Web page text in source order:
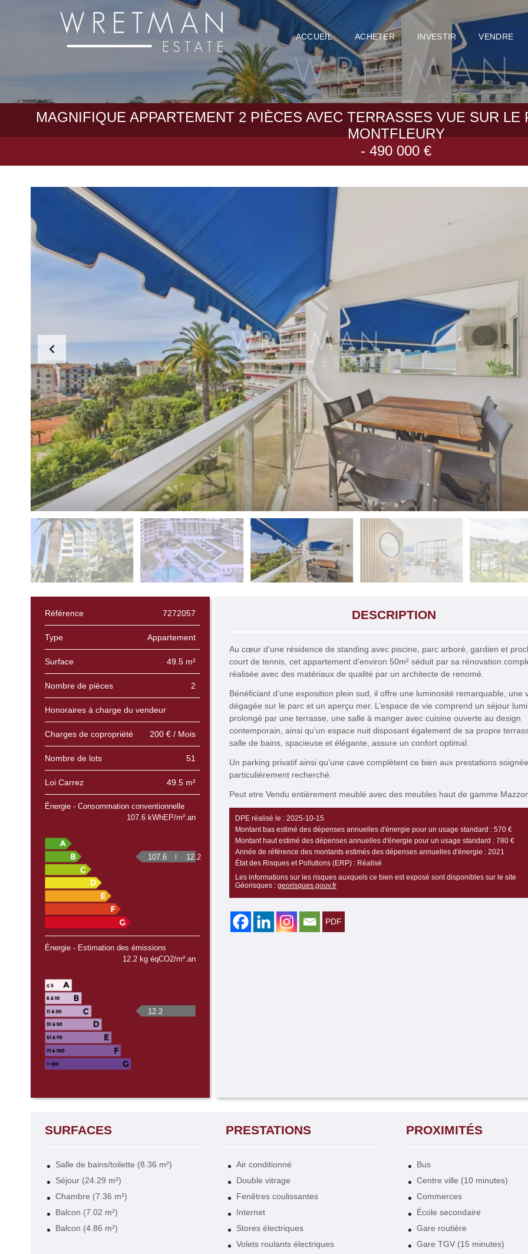
ACCUEIL ACHETER INVESTIR VENDRE
MAGNIFIQUE APPARTEMENT 2 PIÈCES AVEC TERRASSES VUE SUR
MONTFLEURY
- 490 000 €
DESCRIPTION
Au cœur d’une résidence de standing avec piscine, parc arboré, gardien et
court de tennis, cet appartement d’environ 50m² séduit par sa rénovation
réalisée avec des matériaux de qualité par un architecte de renomé.
Bénéficiant d’une exposition plein sud, il offre une luminosité remarquable, une
dégagée sur le parc et un aperçu mer. L’espace de vie comprend un séjour
prolongé par une terrasse, une salle à manger avec cuisine ouverte au design
contemporain, ainsi qu’un espace nuit disposant également de sa propre
salle de bains, spacieuse et élégante, assure un confort optimal.
Un parking privatif ainsi qu’une cave complètent ce bien aux prestations
particulièrement recherché.
Peut etre Vendu entièrement meublé avec des meubles haut de gamme
DPE réalisé le : 2025-10-15
Montant bas estimé des dépenses annuelles d'énergie pour un usage standard :570 €
Montant haut estimé des dépenses annuelles d'énergie pour un usage standard :780 €
Année de référence des montants estimés des dépenses annuelles d'énergie :2021
État des Risques et Pollutions (ERP) :Réalisé
Les informations sur les risques auxquels ce bien est exposé sont disponibles sur le site
Géorisques : georisques.gouv.fr
Référence 7272057
Type Appartement
Surface 49.5 m²
Nombre de pièces 2
Honoraires à charge du vendeur
Charges de copropriété 200 € / Mois
Nombre de lots 51
Loi Carrez 49.5 m²
Énergie - Consommation conventionnelle
107.6 kWhEP/m².an
107.6 12.2
Énergie - Estimation des émissions
12.2 kg éqCO2/m².an
12.2
SURFACES
Salle de bains/toilette (8.36 m²)
Séjour (24.29 m²)
Chambre (7.36 m²)
Balcon (7.02 m²)
Balcon (4.86 m²)
PRESTATIONS
Air conditionné
Double vitrage
Fenêtres coulissantes
Internet
Stores électriques
Volets roulants électriques
PROXIMITÉS
Bus
Centre ville (10 minutes)
Commerces
École secondaire
Gare routière
Gare TGV (15 minutes)